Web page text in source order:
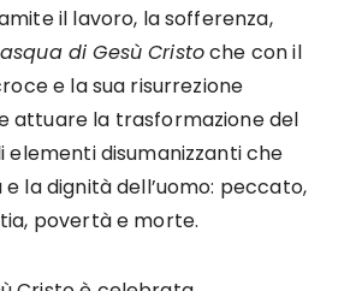
il lavoro, la sofferenza,
di Gesù Cristoche con il
e la sua risurrezione
attuare la trasformazione del
elementi disumanizzanti che
la dignità dell’uomo: peccato,
povertà e morte.